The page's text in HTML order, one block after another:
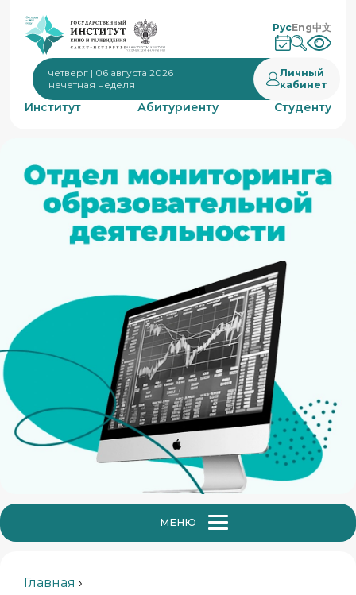
РусEng中文
четверг | 06 августа 2026
нечетная неделя
Личный
кабинет
Институт Абитуриенту Студенту
МЕНЮ
Главная ›